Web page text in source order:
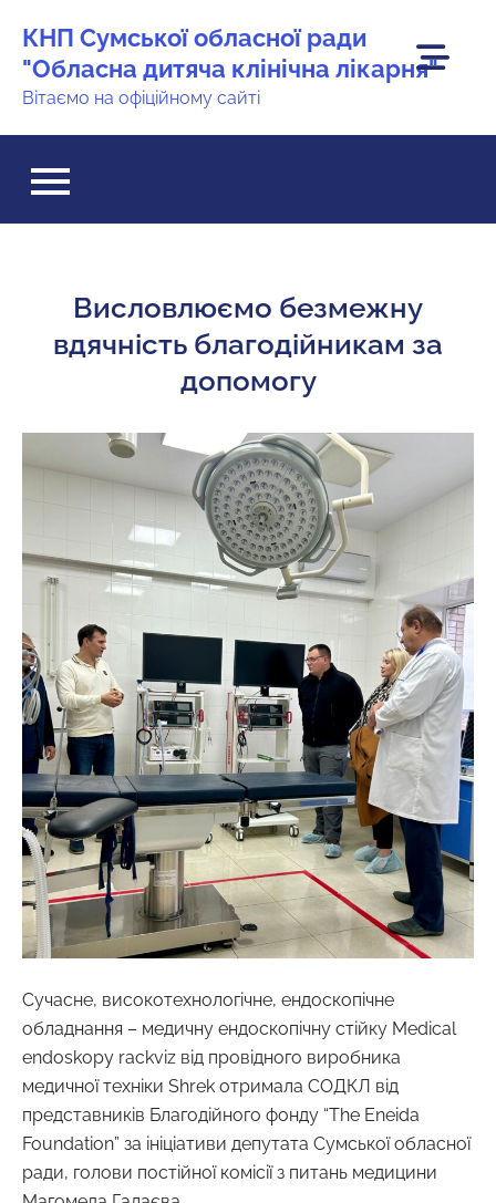
вмісту
КНП Сумської обласної ради
"Обласна дитяча клінічна лікарня"
Вітаємо на офіційному сайті
Висловлюємо безмежну
вдячність благодійникам за
допомогу
Сучасне, високотехнологічне, ендоскопічне
обладнання – медичну ендоскопічну стійку Medical
endoskopy rackviz від провідного виробника
медичної техніки Shrek отримала СОДКЛ від
представників Благодійного фонду “The Eneida
Foundation” за ініціативи депутата Сумської обласної
ради, голови постійної комісії з питань медицини